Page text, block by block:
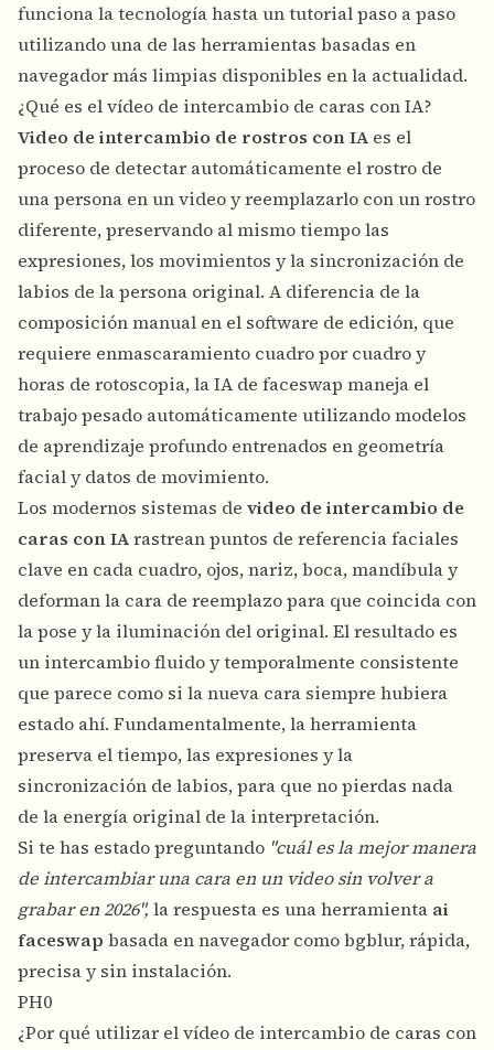
funciona la tecnología hasta un tutorial paso a paso
utilizando una de las herramientas basadas en
navegador más limpias disponibles en la actualidad.
¿Qué es el vídeo de intercambio de caras con IA?
Video de intercambio de rostros con IAes el
proceso de detectar automáticamente el rostro de
una persona en un video y reemplazarlo con un rostro
diferente, preservando al mismo tiempo las
expresiones, los movimientos y la sincronización de
labios de la persona original. A diferencia de la
composición manual en el software de edición, que
requiere enmascaramiento cuadro por cuadro y
horas de rotoscopia, la IA de faceswap maneja el
trabajo pesado automáticamente utilizando modelos
de aprendizaje profundo entrenados en geometría
facial y datos de movimiento.
Los modernos sistemas de video de intercambio de
caras con IArastrean puntos de referencia faciales
clave en cada cuadro, ojos, nariz, boca, mandíbula y
deforman la cara de reemplazo para que coincida con
la pose y la iluminación del original. El resultado es
un intercambio fluido y temporalmente consistente
que parece como si la nueva cara siempre hubiera
estado ahí. Fundamentalmente, la herramienta
preserva el tiempo, las expresiones y la
sincronización de labios, para que no pierdas nada
de la energía original de la interpretación.
Si te has estado preguntando "cuál es la mejor manera
de intercambiar una cara en un video sin volver a
grabar en 2026",la respuesta es una herramienta ai
faceswap basada en navegador como bgblur, rápida,
precisa y sin instalación.
PH0
¿Por qué utilizar el vídeo de intercambio de caras con